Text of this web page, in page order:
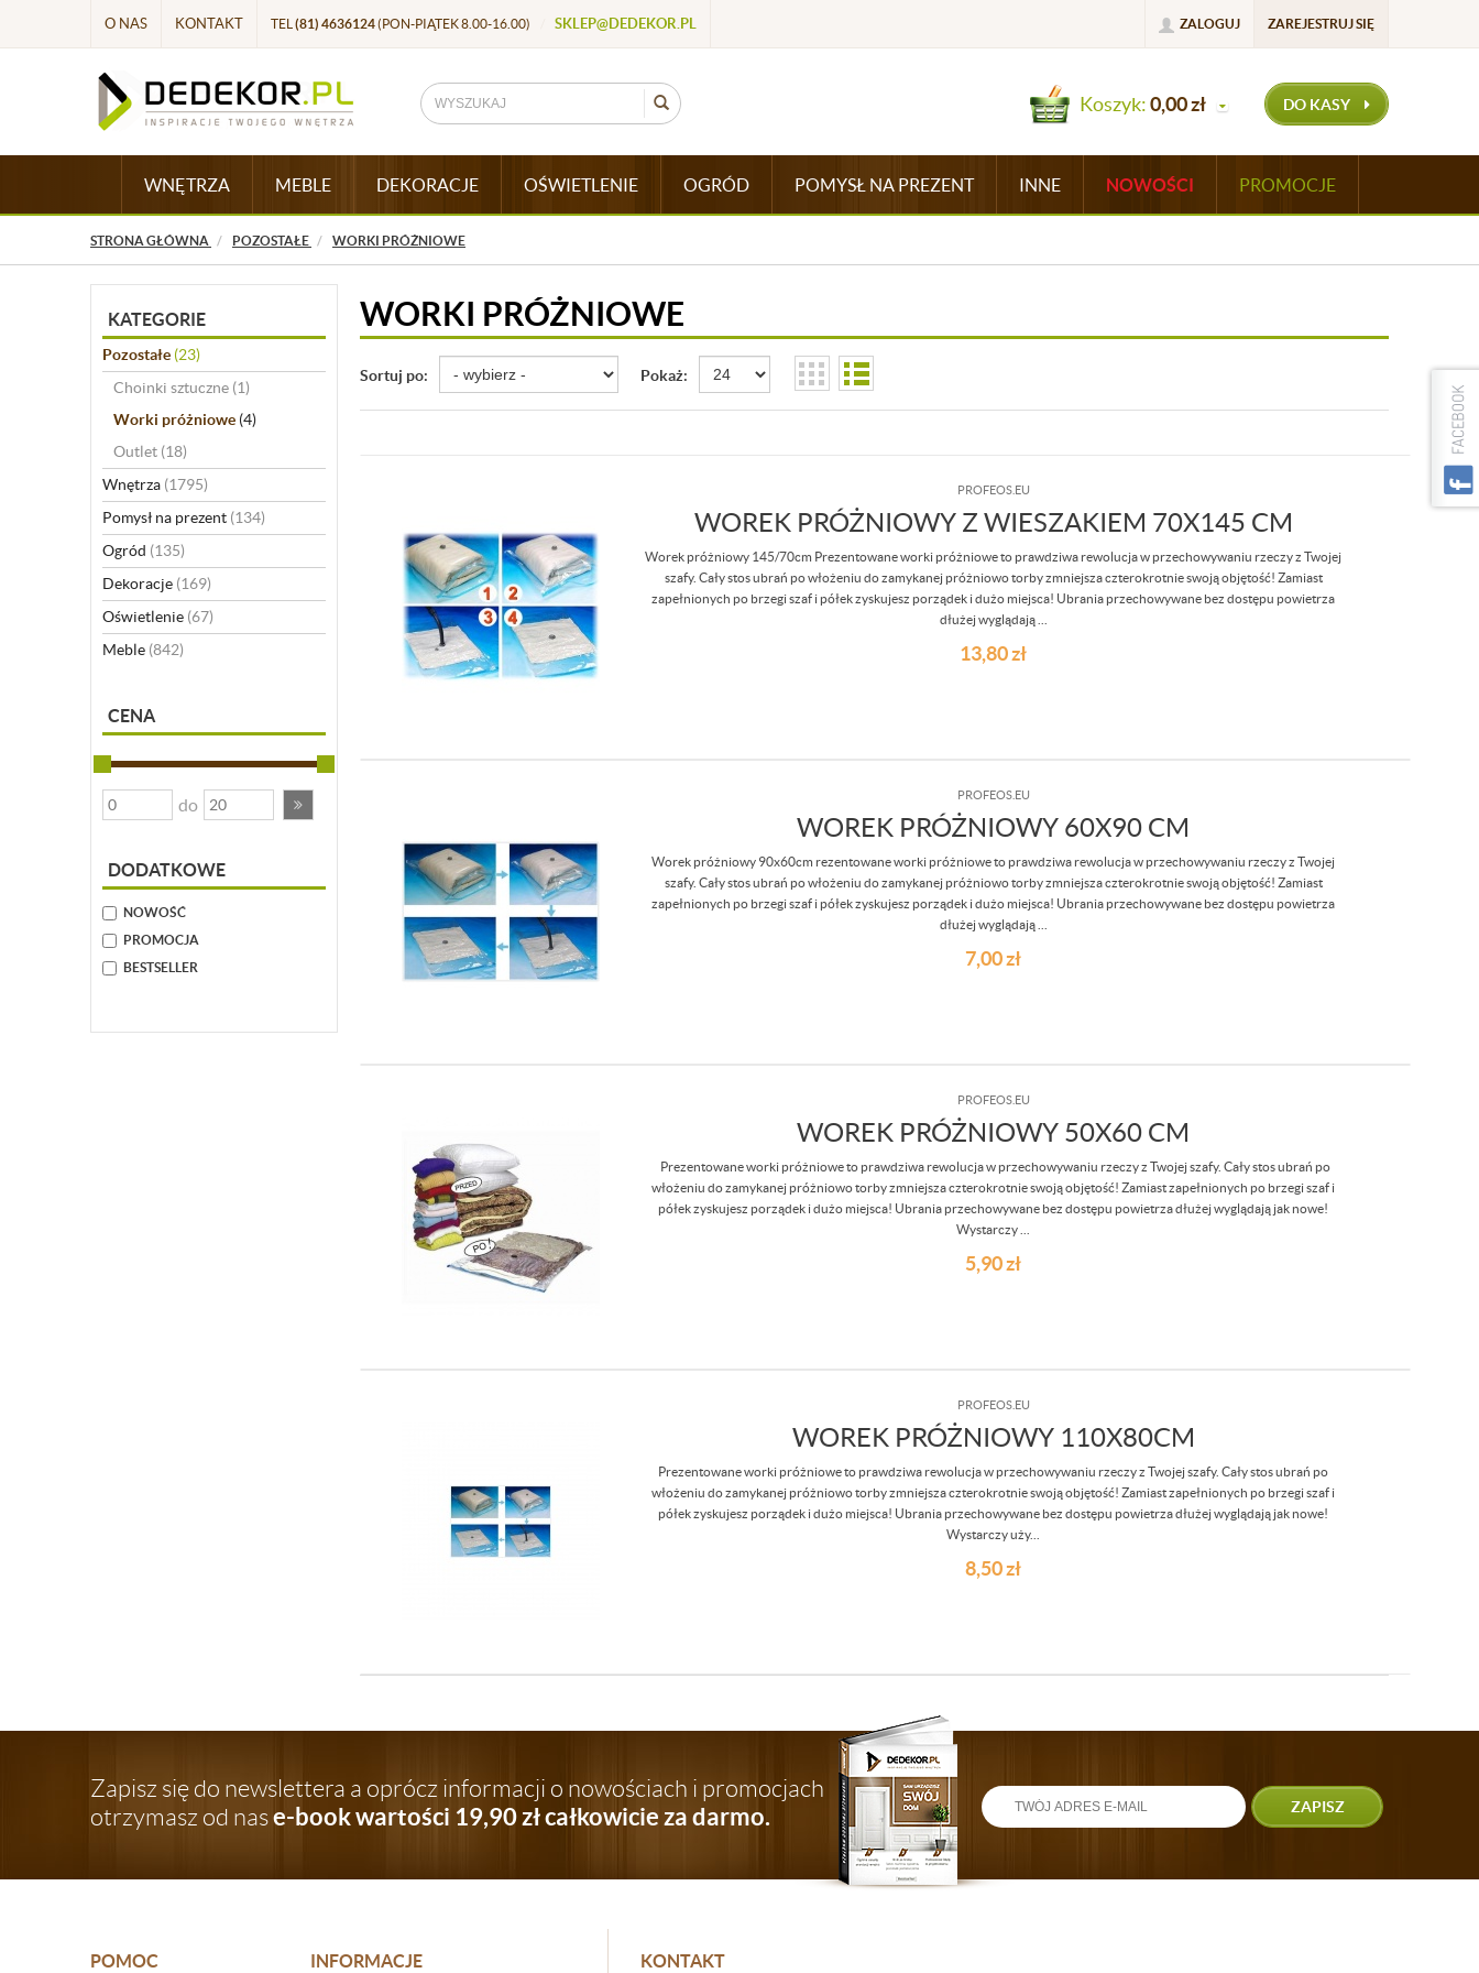
O NAS KONTAKT TEL (81) 4636124(PON-PIĄTEK 8.00-16.00) SKLEP@DEDEKOR.PL ZALOGUJ ZAREJESTRUJ SIĘ
Koszyk:0,00zł DO KASY
WNĘTRZA MEBLE DEKORACJE OŚWIETLENIE OGRÓD POMYSŁ NA PREZENT INNE NOWOŚCI PROMOCJE
STRONA GŁÓWNA POZOSTAŁE WORKI PRÓŻNIOWE
KATEGORIE
Pozostałe (23)
Choinki sztuczne (1)
Worki próżniowe (4)
Outlet (18)
Wnętrza (1795)
Pomysł na prezent (134)
Ogród (135)
Dekoracje (169)
Oświetlenie (67)
Meble (842)
CENA
do
DODATKOWE
NOWOŚĆ
PROMOCJA
BESTSELLER
WORKI PRÓŻNIOWE
Sortuj po: Pokaż:
PROFEOS.EU
WOREK PRÓŻNIOWY Z WIESZAKIEM 70X145 CM
Worek próżniowy 145/70cm Prezentowane worki próżniowe to prawdziwa rewolucja w przechowywaniu rzeczy z Twojej
szafy. Cały stos ubrań po włożeniu do zamykanej próżniowo torby zmniejsza czterokrotnie swoją objętość! Zamiast
zapełnionych po brzegi szaf i półek zyskujesz porządek i dużo miejsca! Ubrania przechowywane bez dostępu powietrza
dłużej wyglądają ...
13,80zł
PROFEOS.EU
WOREK PRÓŻNIOWY 60X90 CM
Worek próżniowy 90x60cm rezentowane worki próżniowe to prawdziwa rewolucja w przechowywaniu rzeczy z Twojej
szafy. Cały stos ubrań po włożeniu do zamykanej próżniowo torby zmniejsza czterokrotnie swoją objętość! Zamiast
zapełnionych po brzegi szaf i półek zyskujesz porządek i dużo miejsca! Ubrania przechowywane bez dostępu powietrza
dłużej wyglądają ...
7,00zł
PROFEOS.EU
WOREK PRÓŻNIOWY 50X60 CM
Prezentowane worki próżniowe to prawdziwa rewolucja w przechowywaniu rzeczy z Twojej szafy. Cały stos ubrań po
włożeniu do zamykanej próżniowo torby zmniejsza czterokrotnie swoją objętość! Zamiast zapełnionych po brzegi szaf i
półek zyskujesz porządek i dużo miejsca! Ubrania przechowywane bez dostępu powietrza dłużej wyglądają jak nowe!
Wystarczy ...
5,90zł
PROFEOS.EU
WOREK PRÓŻNIOWY 110X80CM
Prezentowane worki próżniowe to prawdziwa rewolucja w przechowywaniu rzeczy z Twojej szafy. Cały stos ubrań po
włożeniu do zamykanej próżniowo torby zmniejsza czterokrotnie swoją objętość! Zamiast zapełnionych po brzegi szaf i
półek zyskujesz porządek i dużo miejsca! Ubrania przechowywane bez dostępu powietrza dłużej wyglądają jak nowe!
Wystarczy uży...
8,50zł
Zapisz się do newslettera a oprócz informacji o nowościach i promocjach
otrzymasz od nase-book wartości 19,90 zł całkowicie za darmo. ZAPISZ
POMOC INFORMACJE KONTAKT